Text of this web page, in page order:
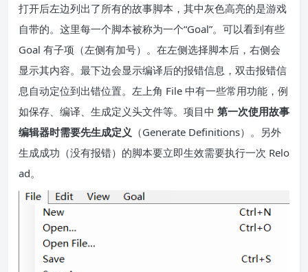
打开后左边列出了所有的故事脚本，其中灰色高亮的是游戏
自带的。这里每一个脚本被称为一个“Goal”。可以看到有些
Goal 有子项（左侧有加号）。在左侧选择脚本后，右侧会
显示其内容。最下边会显示编译后的报错信息，双击报错信
息自动定位到出错位置。左上角 File 中有一些常用功能，例
如保存、编译、生成定义头文件等。项目中 第一次使用故事
编辑器时需要先生成定义 （Generate Definitions）。另外
生成成功（没有报错）的脚本要立即生效需要执行一次 Relo
ad。